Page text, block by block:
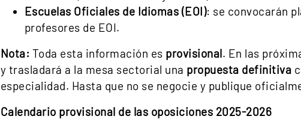
Escuelas Oficiales de Idiomas (EOI): se convocarán
profesores de EOI.
Nota: Toda esta información es provisional. En las
y trasladará a la mesa sectorial una propuesta definitiva
especialidad. Hasta que no se negocie y publique
Calendario provisional de las oposiciones 2025-2026